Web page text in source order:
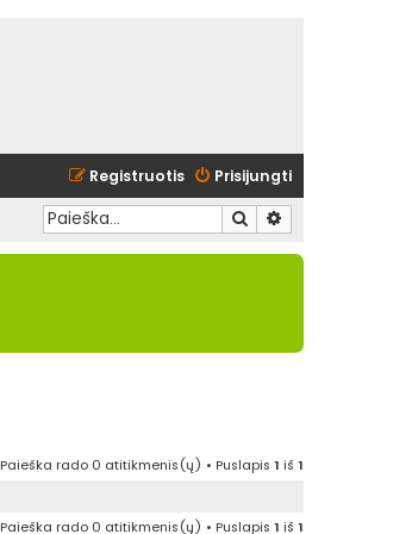
Prisijungti
Registruotis
Ieškoti
Paieška rado 0 atitikmenis(ų) • Puslapis 1 iš 1
Paieška rado 0 atitikmenis(ų) • Puslapis 1 iš 1